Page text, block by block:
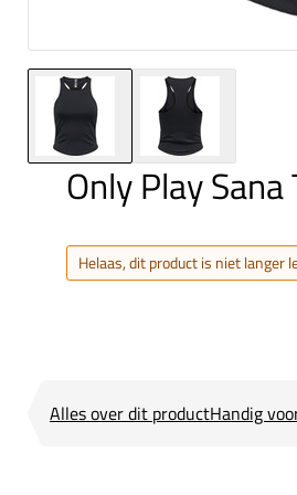
Only Play Sana
Helaas, dit product is niet langer
Alles over dit productHandig